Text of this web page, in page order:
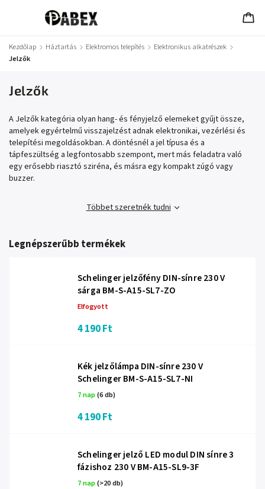
Kezdőlap / Háztartás / Elektromos telepítés / Elektronikus alkatrészek /
Jelzők
Jelzők
A Jelzők kategória olyan hang- és fényjelző elemeket gyűjt össze,
amelyek egyértelmű visszajelzést adnak elektronikai, vezérlési és
telepítési megoldásokban. A döntésnél a jel típusa és a
tápfeszültség a legfontosabb szempont, mert más feladatra való
egy erősebb riasztó sziréna, és másra egy kompakt zúgó vagy
buzzer.
Többet szeretnék tudni
Legnépszerűbb termékek
Schelinger jelzőfény DIN-sínre 230 V
sárga BM-S-A15-SL7-ZO
Elfogyott
4 190 Ft
Kék jelzőlámpa DIN-sínre 230 V
Schelinger BM-S-A15-SL7-NI
7 nap(6 db)
4 190 Ft
Schelinger jelző LED modul DIN sínre 3
fázishoz 230 V BM-A15-SL9-3F
7 nap(>20 db)